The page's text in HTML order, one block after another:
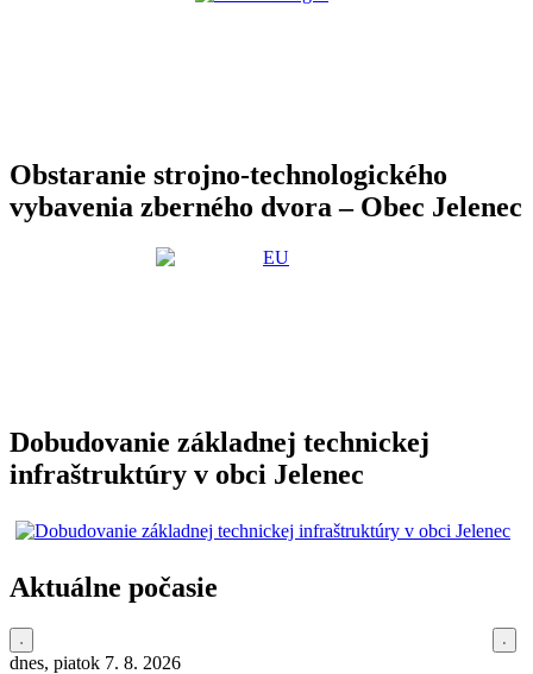
Obstaranie strojno-technologického
vybavenia zberného dvora – Obec Jelenec
Dobudovanie základnej technickej
infraštruktúry v obci Jelenec
Aktuálne počasie
dnes, piatok 7. 8. 2026